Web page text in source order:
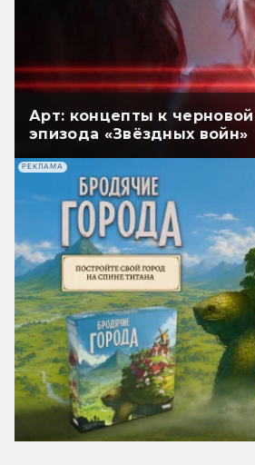
Арт: концепты к
эпизода «Звёздных войн»
РЕКЛАМА